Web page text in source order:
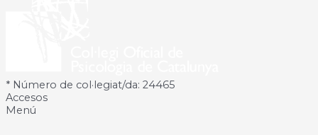
* Número de col·legiat/da: 24465
Accesos
Menú